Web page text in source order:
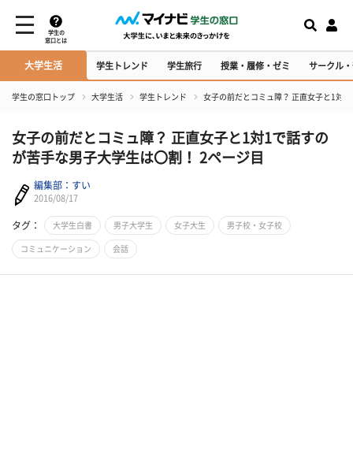
学生の
窓口とは
大学生活 学生トレンド 学生旅行 授業・履修・ゼミ サークル
学生の窓口トップ 大学生活 学生トレンド 女子の前だとコミュ障？ 正直女子と1対1
女子の前だとコミュ障？ 正直女子と1対1で話すの
が苦手な男子大学生は〇割！ 2ページ目
編集部：すい
2016/08/17
タグ： 大学生白書 男子大学生 女子大生 男子校・女子校
コミュニケーション 会話